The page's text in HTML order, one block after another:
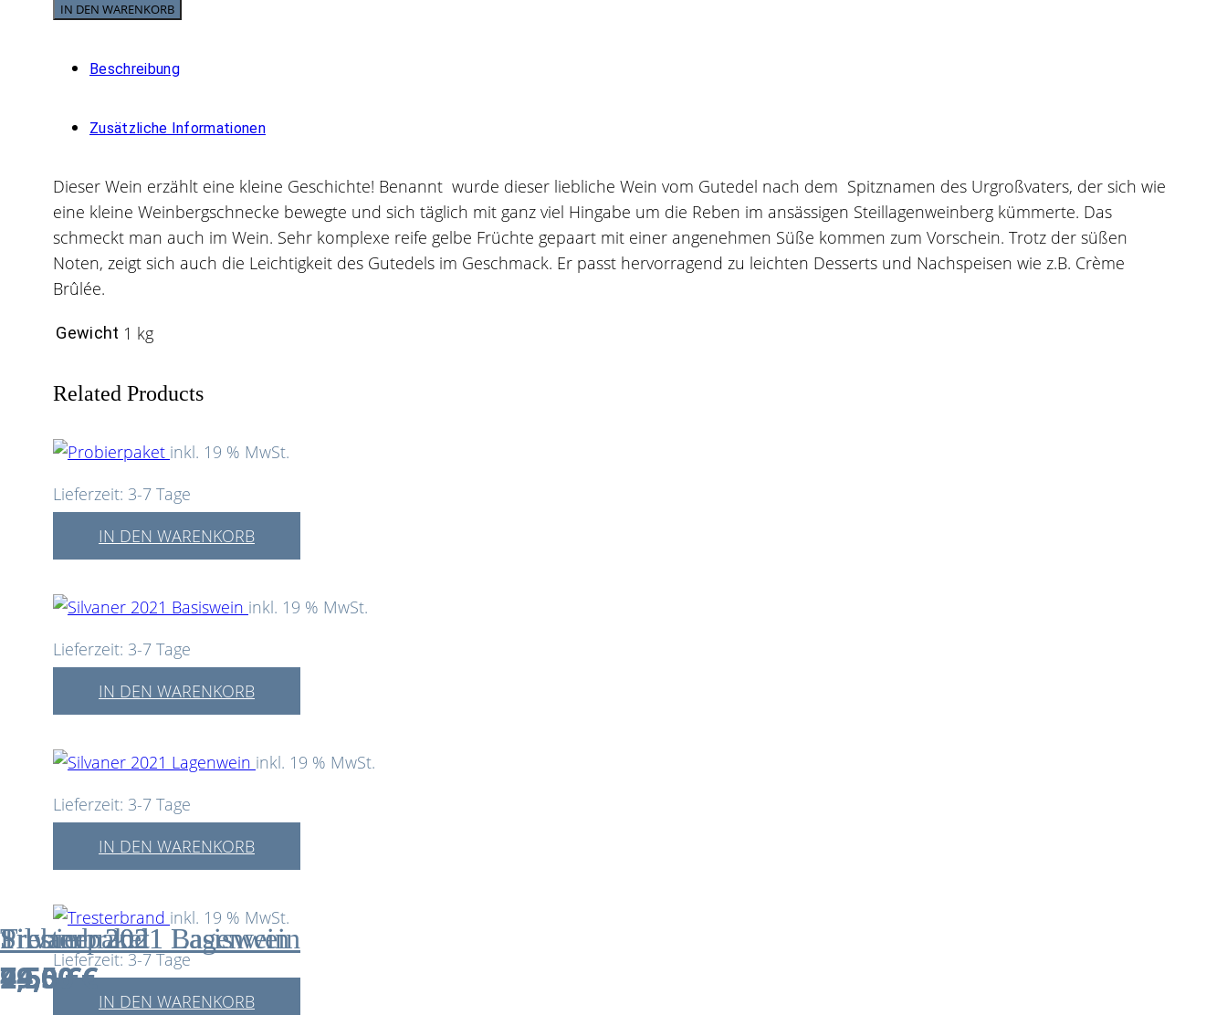
IN DEN WARENKORB
Beschreibung
Zusätzliche Informationen
Dieser Wein erzählt eine kleine Geschichte! Benannt wurde dieser liebliche Wein vom Gutedel nach dem Spitznamen des Urgroßvaters, der sich wie
eine kleine Weinbergschnecke bewegte und sich täglich mit ganz viel Hingabe um die Reben im ansässigen Steillagenweinberg kümmerte. Das
schmeckt man auch im Wein. Sehr komplexe reife gelbe Früchte gepaart mit einer angenehmen Süße kommen zum Vorschein. Trotz der süßen
Noten, zeigt sich auch die Leichtigkeit des Gutedels im Geschmack. Er passt hervorragend zu leichten Desserts und Nachspeisen wie z.B. Crème
Brûlée.
Gewicht 1 kg
Related Products
inkl. 19 % MwSt.
Lieferzeit: 3-7 Tage
IN DEN WARENKORB
Probierpaket
49,00€
inkl. 19 % MwSt.
Lieferzeit: 3-7 Tage
IN DEN WARENKORB
Silvaner 2021 Basiswein
7,50€
inkl. 19 % MwSt.
Lieferzeit: 3-7 Tage
IN DEN WARENKORB
Silvaner 2021 Lagenwein
9,50€
inkl. 19 % MwSt.
Lieferzeit:3-7 Tage
IN DEN WARENKORB
Tresterbrand
24,50€